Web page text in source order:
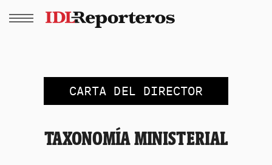
CARTA DEL DIRECTOR
TAXONOMÍA MINISTERIAL